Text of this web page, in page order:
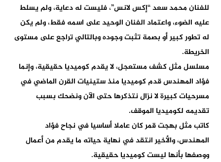
للفنان محمد سعد “إكس لانس”، فليست له دعاية، ولم يسلط
عليه الضوء، واعتماد الفنان الوحيد على اسمه فقط، ولم يكن
له تطور كبير أو بصمة تثبت وجوده وبالتالي تراجع على مستوى
الخريطة.
مسلسل مثل كشف مستعجل، لا يقدم كوميديا حقيقية، وإنما
فؤاد المهندس قدم كوميديا منذ ستينيات القرن الماضي في
مسرحيات كبيرة لا نزال نتذكرها حتى الآن ونضحك بسبب
تقديمه لكوميديا الموقف.
كاتب مثل بهجت قمر كان عاملا أساسيا في نجاح فؤاد
المهندس، والأخير انتقد في نهاية حياته ما يقدم من أعمال
ووصفها بأنها ليست كوميديا حقيقية.